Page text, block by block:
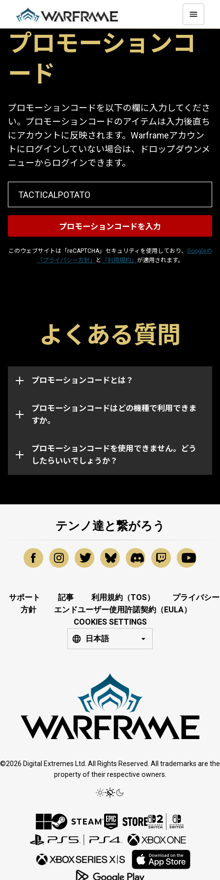
プロモーションコ
ード
プロモーションコードを以下の欄に入力してくださ
い。プロモーションコードのアイテムは入力後直ち
にアカウントに反映されます。Warframeアカウン
トにログインしていない場合は、ドロップダウンメ
ニューからログインできます。
このウェブサイトは「reCAPTCHA」セキュリティを使用しており、
Googleの
「プライバシー方針」
と 「利用規約」 が適用されます。
よくある質問
プロモーションコードとは？
どのゲーム内のアイテムを入手できる特殊コードで
す。各コードには取得可能期限があり、取得は一度限
アカウントに連携され、取得されたアカウントのイン
ベントリにのみアイテムが追加されます。
プロモーションコードはどの機種で利用できま
すか。
このページからはWarframeアカウントの機種・プラ
ットフォーム問わずプロモーションコードを適用でき
なお、特定のコードは指定された機種・プラットフォ
しい機種アカウントにログインしていることをご確認
ください。
プロモーションコードを使用できません。どう
したらいいでしょうか？
プロモーションコードの期限が切れている、あるいは
ーションコードに問題がある場合は、 Warframeサポ
ート
までお問い合わせください。
テンノ達と繋がろう
サポート 記事 利用規約（TOS）
プライバシー
方針
エンドユーザー使用許諾契約（EULA）
COOKIES SETTINGS
日本語
©2026 Digital Extremes Ltd. All Rights Reserved. All trademarks are the
property of their respective owners.